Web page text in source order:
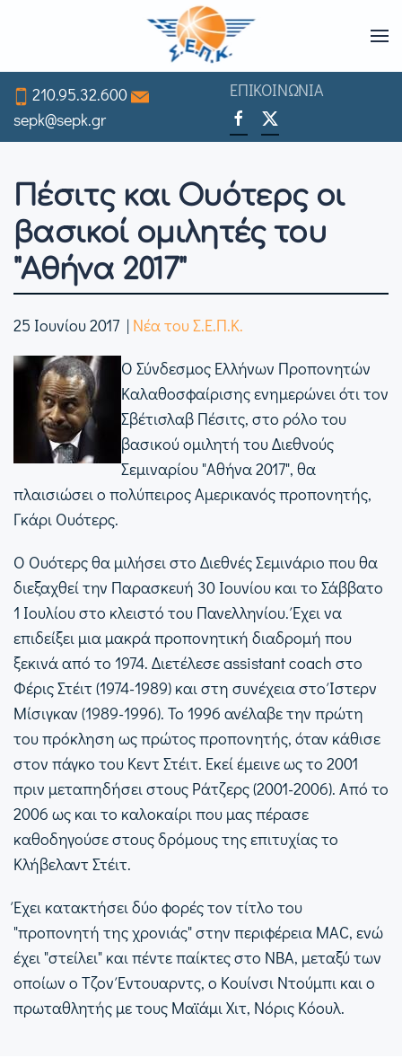
to
main
content
210.95.32.600
sepk@sepk.gr
ΕΠΙΚΟΙΝΩΝΙΑ
Πέσιτς και Ουότερς οι
βασικοί ομιλητές του
"Αθήνα 2017"
25 Ιουνίου 2017 | Νέα του Σ.Ε.Π.Κ.
Ο Σύνδεσμος Ελλήνων Προπονητών
Καλαθοσφαίρισης ενημερώνει ότι τον
Σβέτισλαβ Πέσιτς, στο ρόλο του
βασικού ομιλητή του Διεθνούς
Σεμιναρίου "Αθήνα 2017", θα
πλαισιώσει ο πολύπειρος Αμερικανός προπονητής,
Γκάρι Ουότερς.
Ο Ουότερς θα μιλήσει στο Διεθνές Σεμινάριο που θα
διεξαχθεί την Παρασκευή 30 Ιουνίου και το Σάββατο
1 Ιουλίου στο κλειστό του Πανελληνίου. Έχει να
επιδείξει μια μακρά προπονητική διαδρομή που
ξεκινά από το 1974. Διετέλεσε assistant coach στο
Φέρις Στέιτ (1974-1989) και στη συνέχεια στο Ίστερν
Μίσιγκαν (1989-1996). Το 1996 ανέλαβε την πρώτη
του πρόκληση ως πρώτος προπονητής, όταν κάθισε
στον πάγκο του Κεντ Στέιτ. Εκεί έμεινε ως το 2001
πριν μεταπηδήσει στους Ράτζερς (2001-2006). Από το
2006 ως και το καλοκαίρι που μας πέρασε
καθοδηγούσε στους δρόμους της επιτυχίας το
Κλήβελαντ Στέιτ.
Έχει κατακτήσει δύο φορές τον τίτλο του
"προπονητή της χρονιάς" στην περιφέρεια MAC, ενώ
έχει "στείλει" και πέντε παίκτες στο ΝΒΑ, μεταξύ των
οποίων ο Τζον Έντουαρντς, ο Κουίνσι Ντούμπι και ο
πρωταθλητής με τους Μαϊάμι Χιτ, Νόρις Κόουλ.